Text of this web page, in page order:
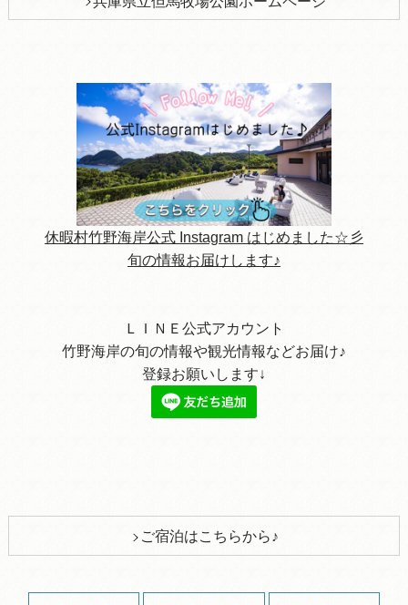
休暇村竹野海岸公式 Instagram はじめました☆彡
旬の情報お届けします♪
ＬＩＮＥ公式アカウント
竹野海岸の旬の情報や観光情報などお届け♪
登録お願いします↓
ご宿泊はこちらから♪